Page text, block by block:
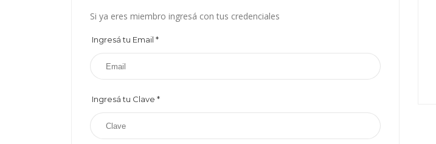
Si ya eres miembro ingresá con tus credenciales
Ingresá tu Email *
Ingresá tu Clave *